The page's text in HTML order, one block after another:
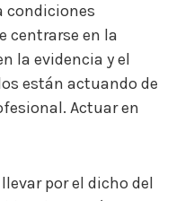
condiciones
centrarse en la
la evidencia y el
están actuando de
Actuar en
por el dicho del